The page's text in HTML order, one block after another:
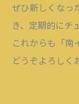
ぜひ新しくなっ
き、定期的にチ
これからも「南
どうぞよろしく